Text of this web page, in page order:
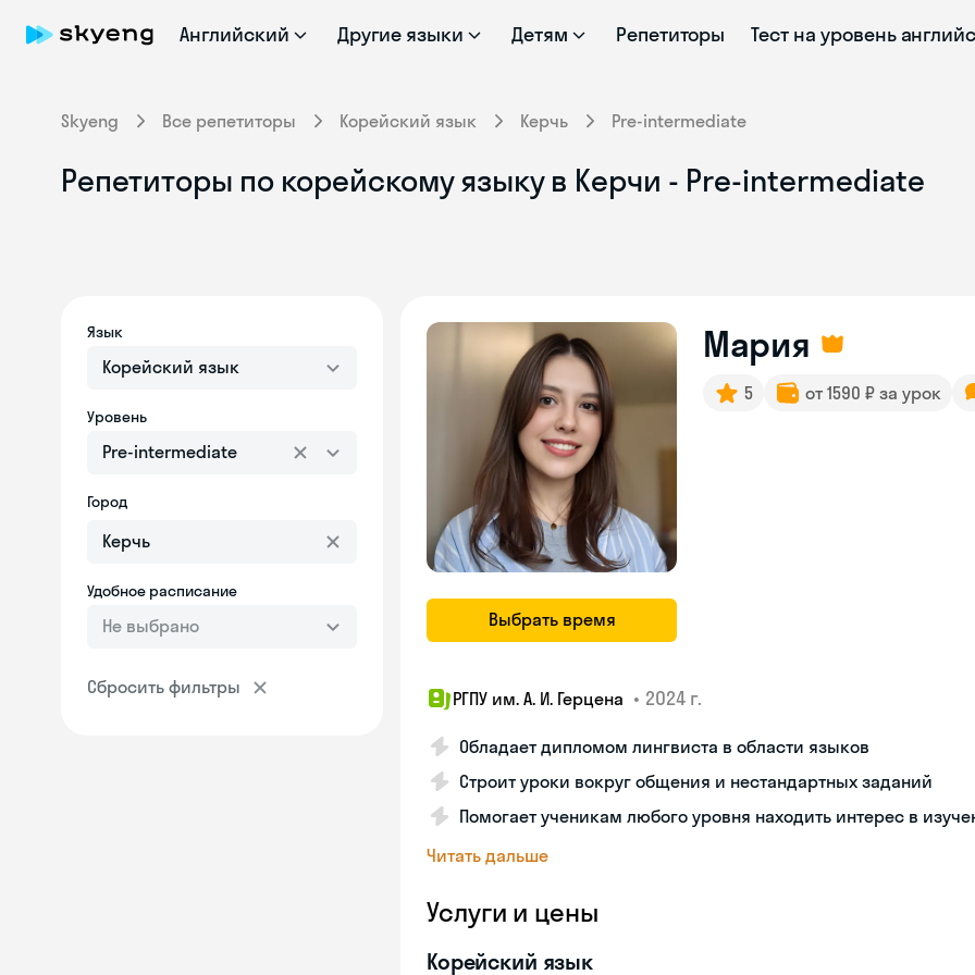
Английский Другие языки Детям Репетиторы Тест на уровень
Skyeng Все репетиторы Корейский язык Керчь Pre-intermediate
Репетиторы по корейскому языку в Керчи - Pre-intermediate
Язык
Корейский язык
Уровень
Pre-intermediate
Город
Удобное расписание
Не выбрано
Сбросить фильтры
Выбрать время
Мария
5 от 1590 ₽ за урок
РГПУ им. А. И. Герцена • 2024 г.
Обладает дипломом лингвиста в области языков
Строит уроки вокруг общения и нестандартных заданий
Помогает ученикам любого уровня находить интерес в
Читать дальше
Услуги и цены
Корейский язык